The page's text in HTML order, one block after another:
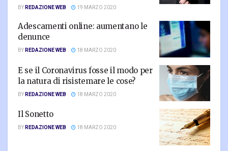
BYREDAZIONE WEB 19 MARZO 2020
Adescamenti online: aumentano le
denunce
BYREDAZIONE WEB 18 MARZO 2020
E se il Coronavirus fosse il modo per
la natura di risistemare le cose?
BYREDAZIONE WEB 18 MARZO 2020
Il Sonetto
BYREDAZIONE WEB 18 MARZO 2020